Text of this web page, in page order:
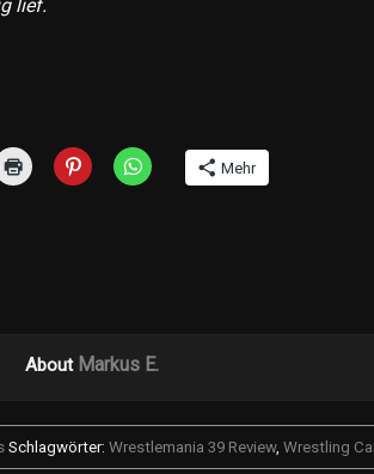
lief.
Mehr
About Markus E.
Schlagwörter: Wrestlemania 39 Review, Wrestling